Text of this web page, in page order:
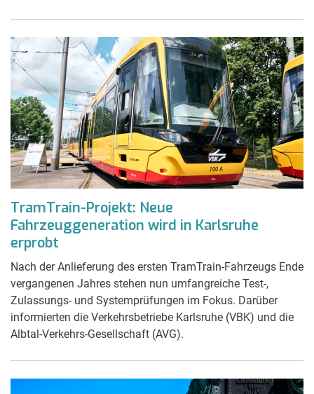
TramTrain-Projekt: Neue
Fahrzeuggeneration wird in Karlsruhe
erprobt
Nach der Anlieferung des ersten TramTrain-Fahrzeugs Ende
vergangenen Jahres stehen nun umfangreiche Test-,
Zulassungs- und Systemprüfungen im Fokus. Darüber
informierten die Verkehrsbetriebe Karlsruhe (VBK) und die
Albtal-Verkehrs-Gesellschaft (AVG).